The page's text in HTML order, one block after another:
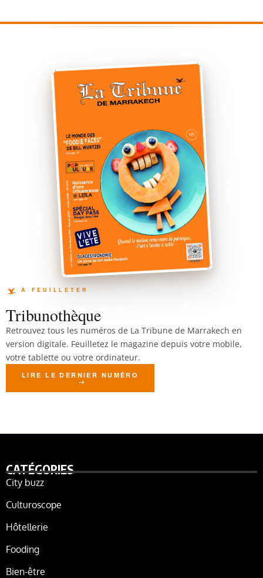
Tribunothèque
Retrouvez tous les numéros de La Tribune de Marrakech en
version digitale. Feuilletez le magazine depuis votre mobile,
votre tablette ou votre ordinateur.
LIRE LE DERNIER NUMÉRO
CATÉGORIES
City buzz
Culturoscope
Hôtellerie
Fooding
Bien-être